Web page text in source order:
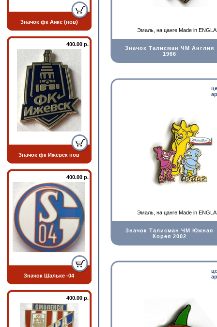
Значок фк Аякс (нов)
400.00 р.
Значок фк Ижевск нов
400.00 р.
Значок Шальке -04
400.00 р.
Эмаль, на цанге Made in
Значок Талисман ЧМ Англия
1966
Эмаль, на цанге Made in
Значок Талисман ЧМ Южная
Корея 2002